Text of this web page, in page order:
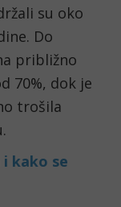
su oko
Do
približno
70%, dok je
trošila
kako se